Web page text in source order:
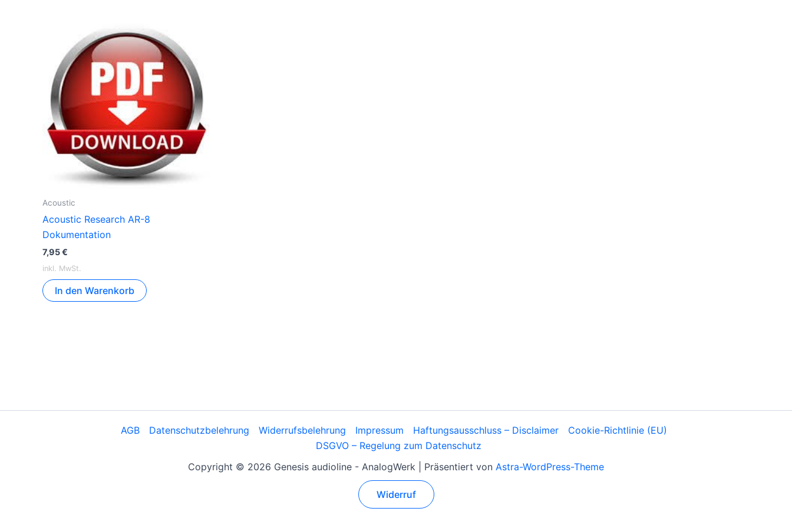
Acoustic
Acoustic Research AR-8
Dokumentation
7,95€
inkl. MwSt.
In den Warenkorb
AGB Datenschutzbelehrung Widerrufsbelehrung Impressum Haftungsausschluss – Disclaimer
Cookie-Richtlinie (EU)
DSGVO – Regelung zum Datenschutz
Copyright © 2026 Genesis audioline - AnalogWerk | Präsentiert von Astra-WordPress-Theme
Widerruf